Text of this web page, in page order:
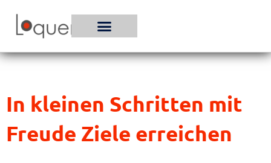
Inhalt
In kleinen Schritten mit
Freude Ziele erreichen